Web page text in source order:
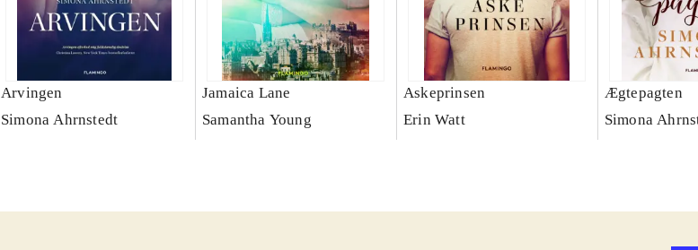
Arvingen
Simona Ahrnstedt
Jamaica Lane
Samantha Young
Askeprinsen
Erin Watt
Ægtepagten
Simona